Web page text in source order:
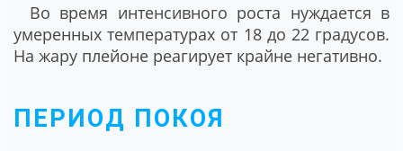
Во время интенсивного роста нуждается в
умеренных температурах от 18 до 22 градусов.
На жару плейоне реагирует крайне негативно.
ПЕРИОД ПОКОЯ